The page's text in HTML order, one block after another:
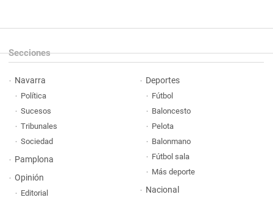
Secciones
Navarra
Política
Sucesos
Tribunales
Sociedad
Pamplona
Opinión
Editorial
Deportes
Fútbol
Baloncesto
Pelota
Balonmano
Fútbol sala
Más deporte
Nacional